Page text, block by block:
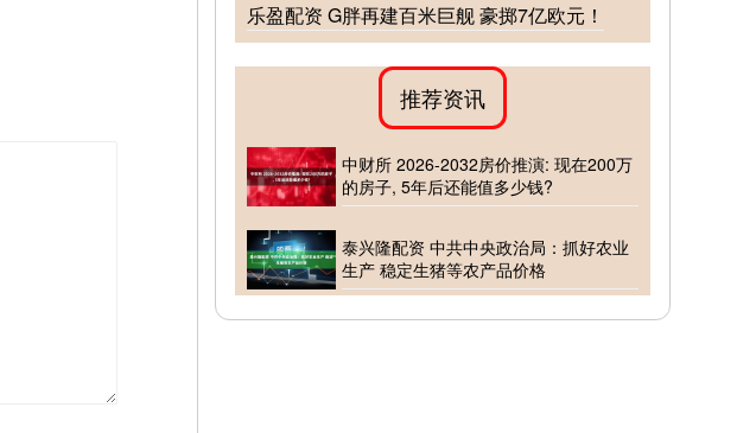
乐盈配资 G胖再建百米巨舰 豪掷7亿欧元！
推荐资讯
中财所 2026-2032房价推演: 现在200万
的房子, 5年后还能值多少钱?
泰兴隆配资 中共中央政治局：抓好农业
生产 稳定生猪等农产品价格